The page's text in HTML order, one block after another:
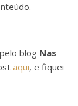
blog Nas
aqui, e fiquei